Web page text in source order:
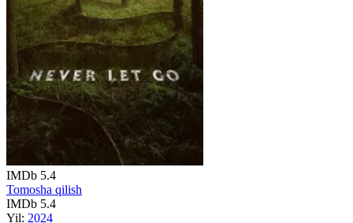
IMDb 5.4
Tomosha qilish
IMDb 5.4
Yil: 2024